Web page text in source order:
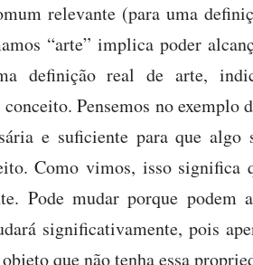
relevante (para uma
“arte” implica poder
definição real de arte,
Pensemos no
e suficiente para que
Como vimos, isso significa
Pode mudar porque podem
significativamente, pois
que não tenha essa